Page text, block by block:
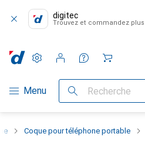
digitec
Trouvez et commandez plus
Navigation par catégorie
Menu Recherche
Paramètres
Compte client
Listes de comparaison
Listes d'envies
Panier
Coque pour téléphone portable